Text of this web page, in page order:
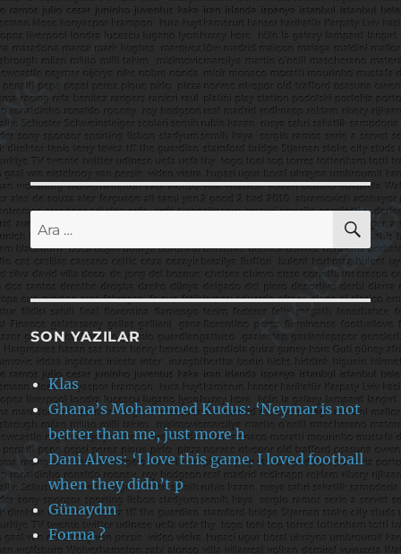
Ara:
SON YAZILAR
Klas
Ghana’s Mohammed Kudus: ‘Neymar is not
better than me, just more h
Dani Alves: ‘I love this game. I loved football
when they didn’t p
Günaydın
Forma ?